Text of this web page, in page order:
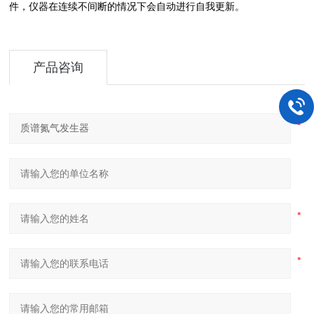
件，仪器在连续不间断的情况下会自动进行自我更新。
产品咨询